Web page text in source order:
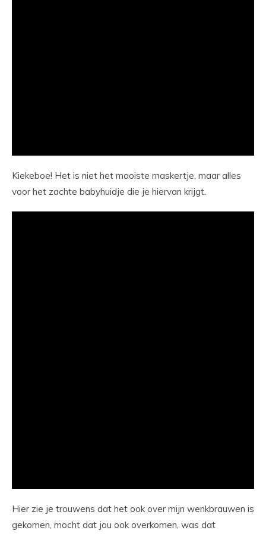
Kiekeboe! Het is niet het mooiste maskertje, maar alles
voor het zachte babyhuidje die je hiervan krijgt.
Hier zie je trouwens dat het ook over mijn wenkbrauwen is
gekomen, mocht dat jou ook overkomen, was dat